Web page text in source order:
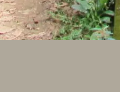
densa. À esquerda, há
À direita, há uma estrutura